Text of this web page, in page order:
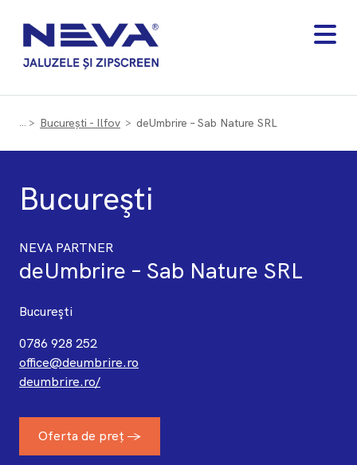
București - Ilfov deUmbrire – Sab Nature SRL
Bucureşti
NEVA PARTNER
deUmbrire – Sab Nature SRL
Bucureşti
0786 928 252
office@deumbrire.ro
deumbrire.ro/
Oferta de preț →